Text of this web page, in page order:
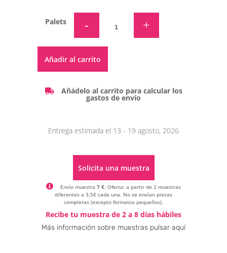
Palets
Añadir al carrito
Añádelo al carrito para calcular los
gastos de envío
Entrega estimada el 13 - 19 agosto, 2026
Solicita una muestra
Envío muestra 7 €. Oferta: a partir de 2 muestras
diferentes a 3,5€ cada una. No se envían piezas
completas (excepto formatos pequeños).
Alternative:
Recibe tu muestra de 2 a 8 días hábiles
Más información sobre muestras pulsar aquí